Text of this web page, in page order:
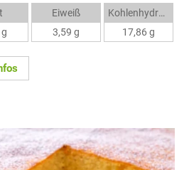
Eiweiß
3,59 g
Kohlenhydrate
17,86 g